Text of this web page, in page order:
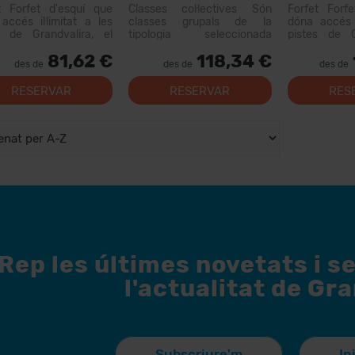
Forfet d'esquí que
il·limitat a les
de Grandvalira, el
Amb aquest
podràs recórrer més...
des de 81,62 €
RESERVAR
Classes col·lectives Són
classes grupals de la
tipologia seleccionada
realitzen amb altres
persones que tenen un
nivell similar. El primer di...
des de 118,34 €
RESERVAR
Forfet
dóna
pistes de
dels
forfet
des de
Rep les últimes novetats i
l'actualitat de